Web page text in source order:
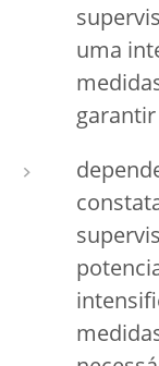
uma
garantir